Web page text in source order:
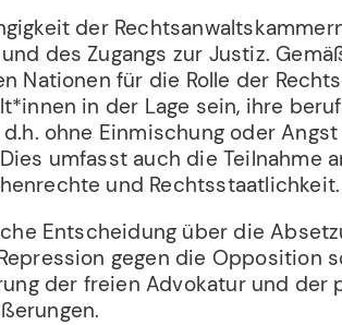
der
des Zugangs zur Justiz.
Nationen für die Rolle der
in der Lage sein, ihre
d.h. ohne Einmischung oder
umfasst auch die Teilnahme
und Rechtsstaatlichkeit.
Entscheidung über die
gegen die Opposition
der freien Advokatur und der